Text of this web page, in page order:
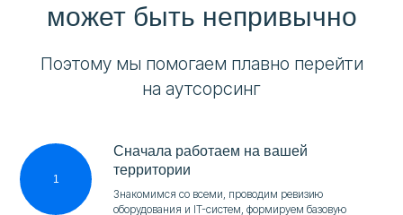
может быть непривычно
Поэтому мы помогаем плавно перейти
на аутсорсинг
Сначала работаем на вашей
территории
Знакомимся со всеми, проводим ревизию
оборудования и IT-систем, формируем базовую